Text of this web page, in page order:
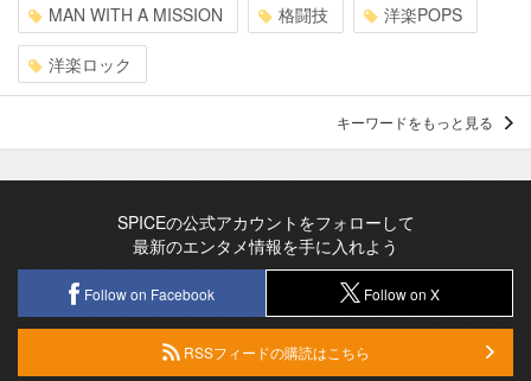
MAN WITH A MISSION 格闘技 洋楽POPS
洋楽ロック
キーワードをもっと見る
SPICEの公式アカウントをフォローして
最新のエンタメ情報を手に入れよう
Follow on Facebook Follow on X
RSSフィードの購読はこちら